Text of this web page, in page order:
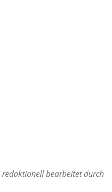
redaktionell bearbeitet durch